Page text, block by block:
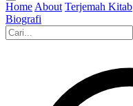
Home About Terjemah Kitab
Biografi